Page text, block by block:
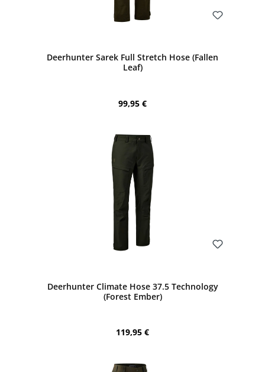
Deerhunter Sarek Full Stretch Hose (Fallen
Leaf)
Regulärer Preis:
99,95 €
Deerhunter Climate Hose 37.5 Technology
(Forest Ember)
Regulärer Preis:
119,95 €